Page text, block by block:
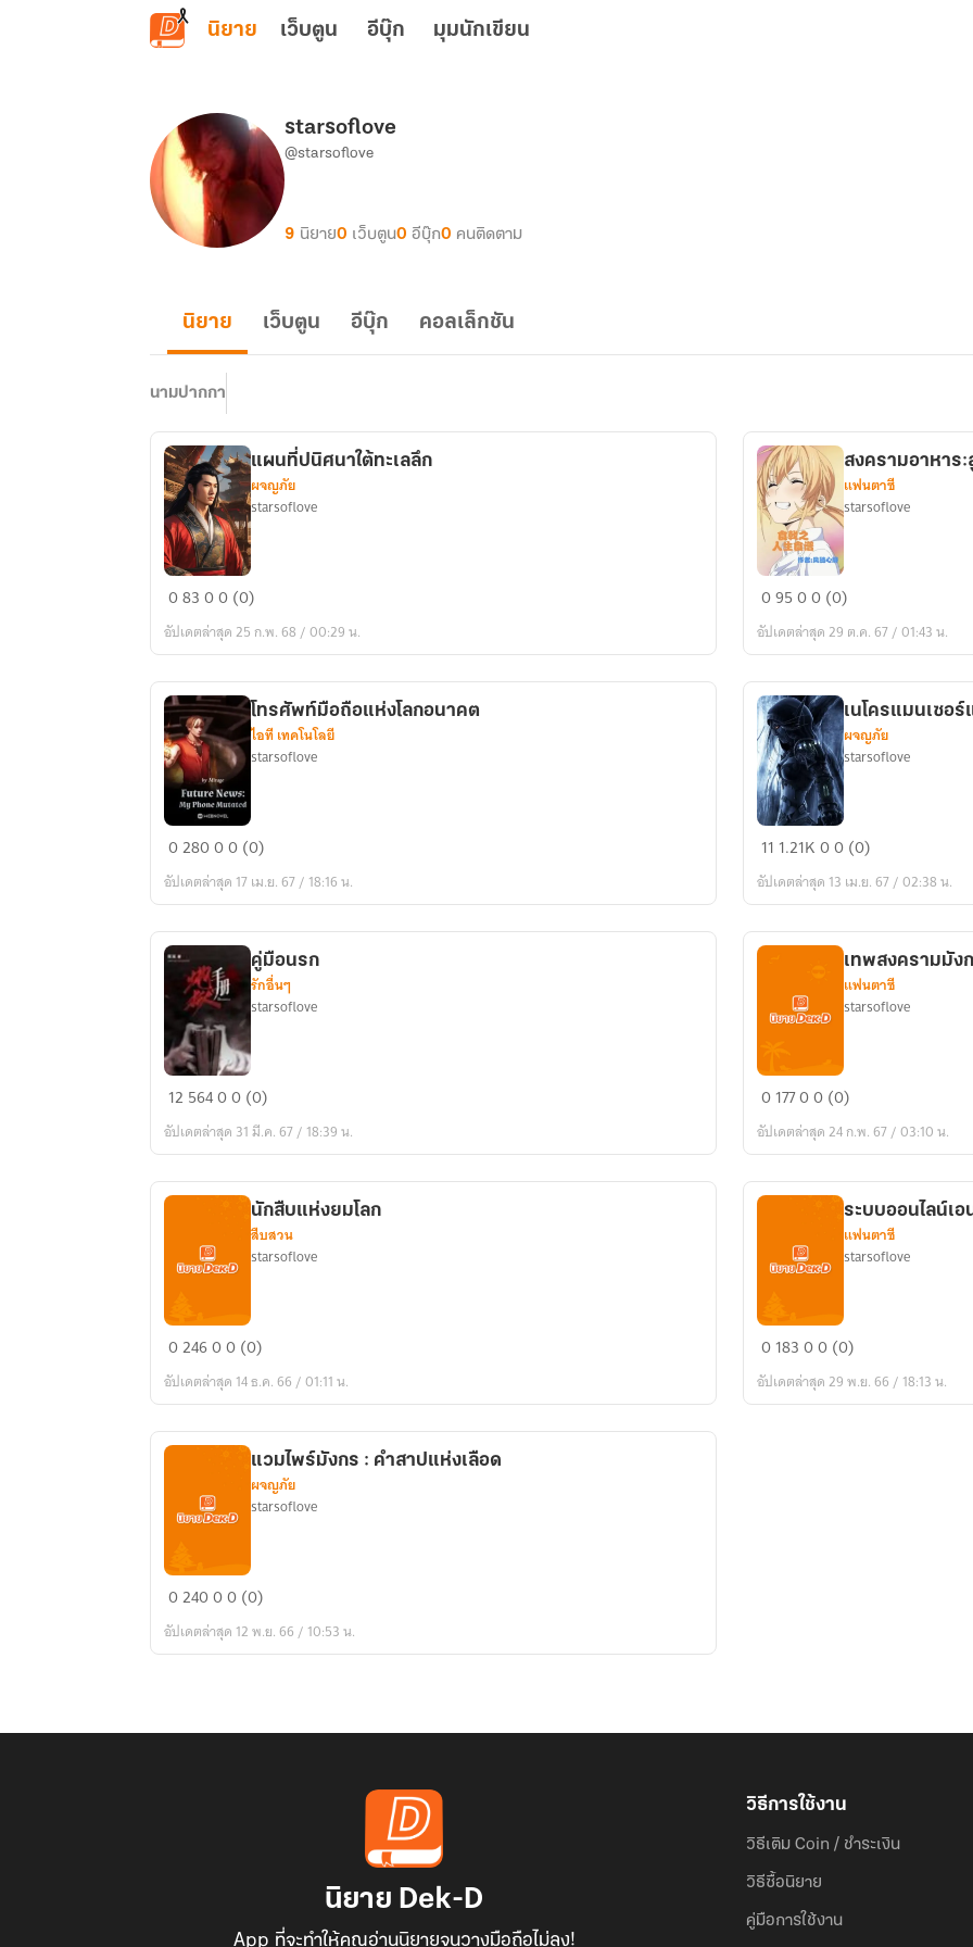
ข้ามไปยังเนื้อหาหลัก
นิยาย เว็บตูน อีบุ๊ก มุมนักเขียน
starsoflove
@starsoflove
9 นิยาย0 เว็บตูน0 อีบุ๊ก0 คนติดตาม
นิยาย เว็บตูน อีบุ๊ก คอลเล็กชัน
นามปากกา
แผน
ปนิศ
ใต้
ทะเล
ลึก
แผนที่ปนิศนาใต้ทะเลลึก
ผจญภัย
starsoflove
08300 (0)
อัปเดตล่าสุด 25 ก.พ. 68 / 00:29 น.
สงคราม
อาหาร
ชีวิต
สงครามอาหาร
แฟนตาซี
starsoflove
09500 (0)
อัปเดตล่าสุด 29 ต.ค. 67 / 01:43 น.
โทรศัพท์
ถือ
โลก
อนาคต
โทรศัพท์มือถือแห่งโลกอนาคต
ไอที เทคโนโลยี
starsoflove
028000 (0)
อัปเดตล่าสุด 17 เม.ย. 67 / 18:16 น.
เน
แมน
แห่ง
เนโครแมนเซอร์
ผจญภัย
starsoflove
11 1.21K00 (0)
อัปเดตล่าสุด 13 เม.ย. 67 / 02:38 น.
คู่มือ
คู่มือนรก
รักอื่นๆ
starsoflove
12 56400 (0)
อัปเดตล่าสุด 31 มี.ค. 67 / 18:39 น.
เทพ
มังกร
เทพสงครามมัง
แฟนตาซี
starsoflove
017700 (0)
อัปเดตล่าสุด 24 ก.พ. 67 / 03:10 น.
นักสืบ
ยมโลก
นักสืบแห่งยมโลก
สืบสวน
starsoflove
024600 (0)
อัปเดตล่าสุด 14 ธ.ค. 66 / 01:11 น.
ระบบ
เอนกประสงค์
ระบบออนไลน์เ
แฟนตาซี
starsoflove
018300 (0)
อัปเดตล่าสุด 29 พ.ย. 66 / 18:13 น.
แวมไพร์
:
แวมไพร์มังกร : คำสาปแห่งเลือด
ผจญภัย
starsoflove
024000 (0)
อัปเดตล่าสุด 12 พ.ย. 66 / 10:53 น.
นิยาย Dek-D
App ที่จะทำให้คุณอ่านนิยายจนวางมือถือไม่ลง!
วิธีการใช้งาน
วิธีเติม Coin / ชำระเงิน
วิธีซื้อนิยาย
คู่มือการใช้งาน